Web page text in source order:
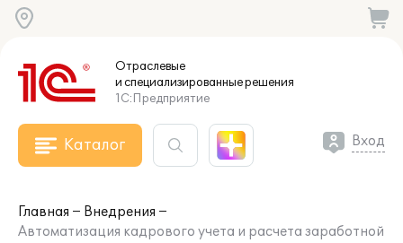
Отраслевые
и специализированныерешения
1С:Предприятие
Каталог Вход
Главная
Внедрения
Автоматизация кадрового учета и расчета заработной